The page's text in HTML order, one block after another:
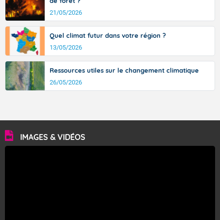
21/05/2026
Quel climat futur dans votre région ?
13/05/2026
Ressources utiles sur le changement climatique
26/05/2026
IMAGES & VIDÉOS